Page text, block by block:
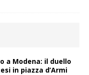
a Modena: il duello
in piazza d’Armi